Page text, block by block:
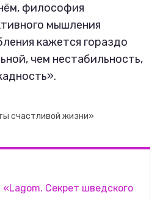
философия
мышления
кажется гораздо
чем нестабильность,
счастливой жизни»
Секрет шведского